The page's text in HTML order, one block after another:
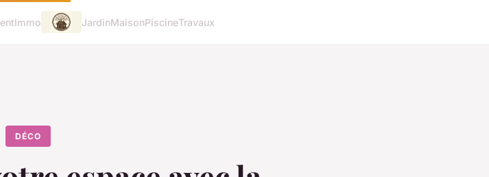
Immo JardinMaisonPiscineTravaux
DÉCO